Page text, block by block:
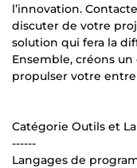
l’innovation.
discuter de votre
solution qui fera la
Ensemble, créons
propulser votre
Catégorie Outils et
------
Langages de